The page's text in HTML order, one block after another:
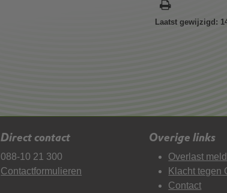
Laatst gewijzigd:
Direct contact
088-10 21 300
Contactformulieren
Overige links
Overlast
Klacht tegen
Contact